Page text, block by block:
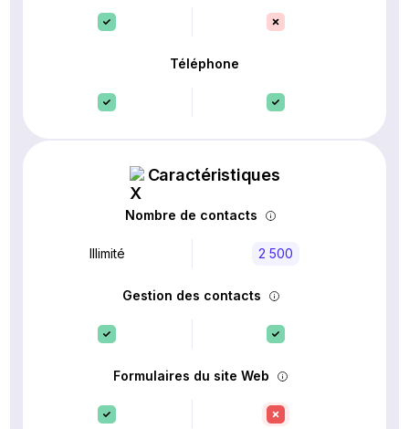
Téléphone
Caractéristiques
Nombre de contacts
Illimité 2 500
Gestion des contacts
Formulaires du site Web